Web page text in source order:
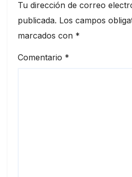
Tu dirección de correo
publicada. Los campos
marcados con *
Comentario *